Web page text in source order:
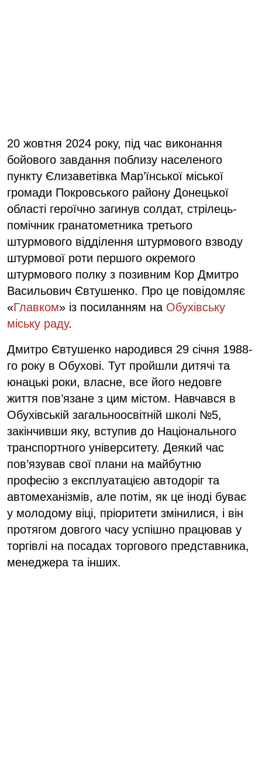
20 жовтня 2024 року, під час виконання
бойового завдання поблизу населеного
пункту Єлизаветівка Мар’їнської міської
громади Покровського району Донецької
області героїчно загинув солдат, стрілець-
помічник гранатометника третього
штурмового відділення штурмового взводу
штурмової роти першого окремого
штурмового полку з позивним Кор Дмитро
Васильович Євтушенко. Про це повідомляє
«Главком» із посиланням на Обухівську
міську раду.
Дмитро Євтушенко народився 29 січня 1988-
го року в Обухові. Тут пройшли дитячі та
юнацькі роки, власне, все його недовге
життя пов’язане з цим містом. Навчався в
Обухівській загальноосвітній школі №5,
закінчивши яку, вступив до Національного
транспортного університету. Деякий час
пов’язував свої плани на майбутню
професію з експлуатацією автодоріг та
автомеханізмів, але потім, як це іноді буває
у молодому віці, пріоритети змінилися, і він
протягом довгого часу успішно працював у
торгівлі на посадах торгового представника,
менеджера та інших.